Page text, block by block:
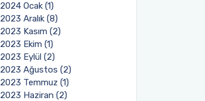
Sonraki
2024 Ocak (1)
2023 Aralık (8)
2023 Kasım (2)
2023 Ekim (1)
2023 Eylül (2)
2023 Ağustos (2)
2023 Temmuz (1)
2023 Haziran (2)